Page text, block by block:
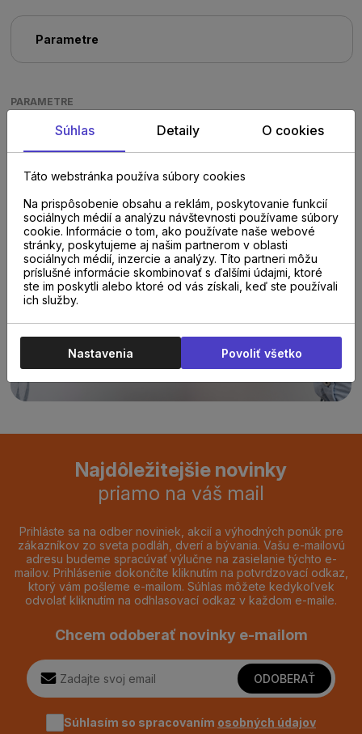
Parametre
PARAMETRE
Poraďte sa s
odborníkom u nás na
REZERVOVAŤ TERMÍN
Najdôležitejšie novinky
priamo na váš mail
Prihláste sa na odber noviniek, akcií a výhodných ponúk pre
zákazníkov zo sveta podláh, dverí a bývania. Vašu e-mailovú
adresu budeme spracúvať výlučne na zasielanie týchto e-
mailov. Prihlásenie dokončíte kliknutím na potvrdzovací odkaz,
ktorý vám pošleme e-mailom. Súhlas môžete kedykoľvek
odvolať kliknutím na odhlasovací odkaz v každom e-maile.
Chcem odoberať novinky e-mailom
ODOBERAŤ
Súhlasím so spracovaním osobných údajov
Súhlas Detaily O cookies
Táto webstránka používa súbory cookies
Na prispôsobenie obsahu a reklám, poskytovanie funkcií
sociálnych médií a analýzu návštevnosti používame súbory
cookie. Informácie o tom, ako používate naše webové
stránky, poskytujeme aj našim partnerom v oblasti
sociálnych médií, inzercie a analýzy. Títo partneri môžu
príslušné informácie skombinovať s ďalšími údajmi, ktoré
ste im poskytli alebo ktoré od vás získali, keď ste používali
ich služby.
Nastavenia Povoliť všetko